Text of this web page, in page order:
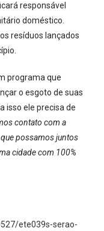
responsável
doméstico.
resíduos lançados
programa que
o esgoto de suas
isso ele precisa de
contato com a
possamos juntos
cidade com 100%
ete039s-serao-